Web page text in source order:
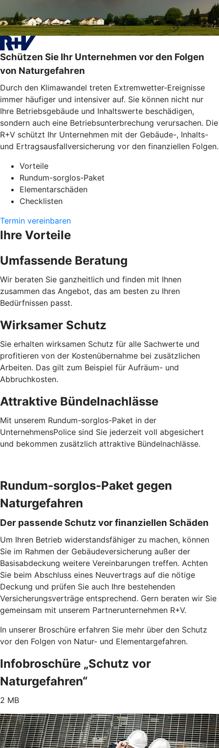
Schützen Sie Ihr Unternehmen vor den Folgen
von Naturgefahren
Durch den Klimawandel treten Extremwetter-Ereignisse
immer häufiger und intensiver auf. Sie können nicht nur
Ihre Betriebsgebäude und Inhaltswerte beschädigen,
sondern auch eine Betriebsunterbrechung verursachen. Die
R+V schützt Ihr Unternehmen mit der Gebäude-, Inhalts-
und Ertragsausfallversicherung vor den finanziellen Folgen.
Vorteile
Rundum-sorglos-Paket
Elementarschäden
Checklisten
Termin vereinbaren
Ihre Vorteile
Umfassende Beratung
Wir beraten Sie ganzheitlich und finden mit Ihnen
zusammen das Angebot, das am besten zu Ihren
Bedürfnissen passt.
Wirksamer Schutz
Sie erhalten wirksamen Schutz für alle Sachwerte und
profitieren von der Kostenübernahme bei zusätzlichen
Arbeiten. Das gilt zum Beispiel für Aufräum- und
Abbruchkosten.
Attraktive Bündelnachlässe
Mit unserem Rundum-sorglos-Paket in der
UnternehmensPolice sind Sie jederzeit voll abgesichert
und bekommen zusätzlich attraktive Bündelnachlässe.
Rundum-sorglos-Paket gegen
Naturgefahren
Der passende Schutz vor finanziellen Schäden
Um Ihren Betrieb widerstandsfähiger zu machen, können
Sie im Rahmen der Gebäudeversicherung außer der
Basisabdeckung weitere Vereinbarungen treffen. Achten
Sie beim Abschluss eines Neuvertrags auf die nötige
Deckung und prüfen Sie auch Ihre bestehenden
Versicherungsverträge entsprechend. Gern beraten wir Sie
gemeinsam mit unserem Partnerunternehmen R+V.
In unserer Broschüre erfahren Sie mehr über den Schutz
vor den Folgen von Natur- und Elementargefahren.
Infobroschüre „Schutz vor
Naturgefahren“
2 MB